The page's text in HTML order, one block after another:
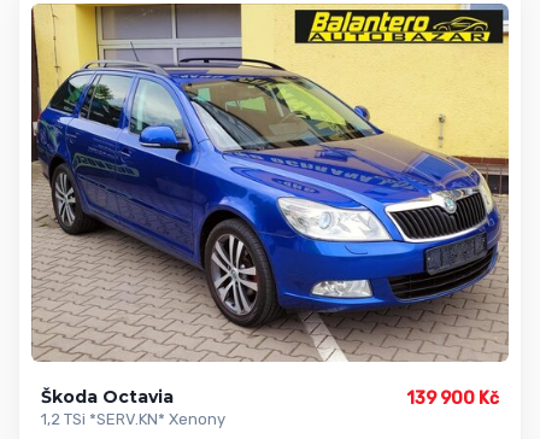
Škoda Octavia
1,2 TSi *SERV.KN* Xenony
139 900 Kč